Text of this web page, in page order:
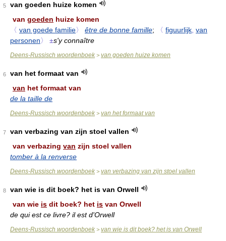
5
van goeden huize komen
van goeden huize komen
〈 van goede familie〉 être de bonne famille; 〈 figuurlijk van
personen〉 ±s'y connaître
Deens-Russisch woordenboek > van goeden huize komen
6
van het formaat van
van het formaat van
de la taille de
Deens-Russisch woordenboek > van het formaat van
7
van verbazing van zijn stoel vallen
van verbazing van zijn stoel vallen
tomber à la renverse
Deens-Russisch woordenboek > van verbazing van zijn stoel vallen
8
van wie is dit boek? het is van Orwell
van wie is dit boek? het is van Orwell
de qui est ce livre? il est d'Orwell
Deens-Russisch woordenboek > van wie is dit boek? het is van Orwell